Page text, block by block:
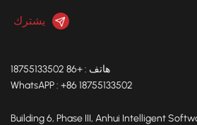
هاتف : +86 18755133502
WhatsAPP : +86 18755133502
Building 6, Phase III, Anhui Intelligent